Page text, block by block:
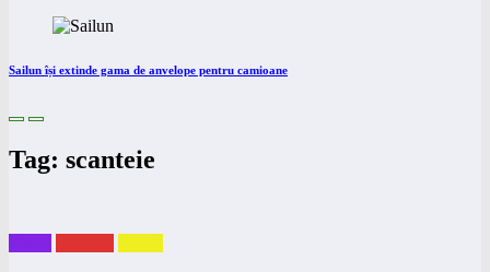
Sailun își extinde gama de anvelope pentru camioane
Tag: scanteie